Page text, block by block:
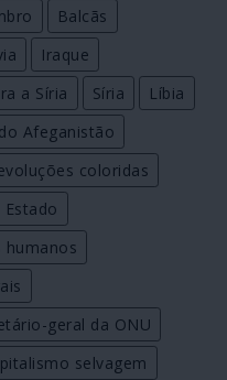
Balcãs
Iraque
a Síria Síria
Líbia
Afeganistão
coloridas
Estado
humanos
geral da ONU
selvagem